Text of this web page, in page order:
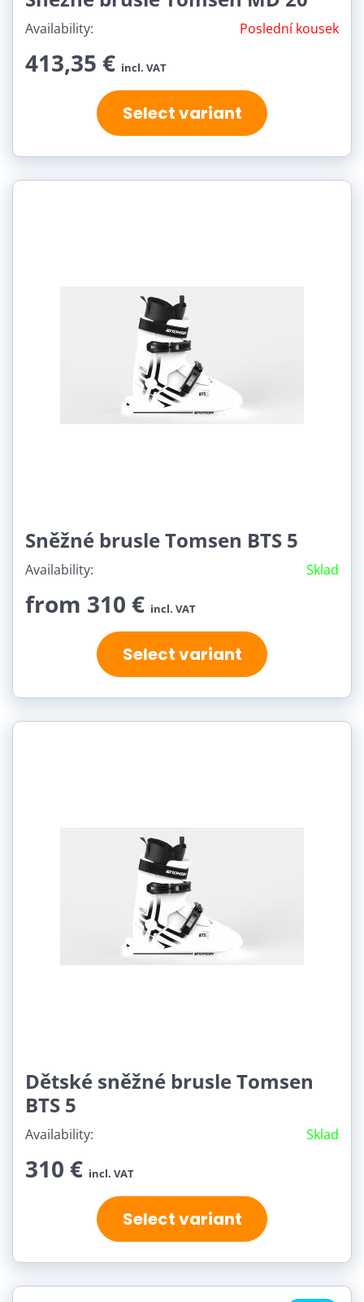
Availability: Poslední kousek
413,35 € incl. VAT
Select variant
Sněžné brusle Tomsen BTS 5
Availability: Sklad
from 310 € incl. VAT
Select variant
Dětské sněžné brusle Tomsen
BTS 5
Availability: Sklad
310 € incl. VAT
Select variant